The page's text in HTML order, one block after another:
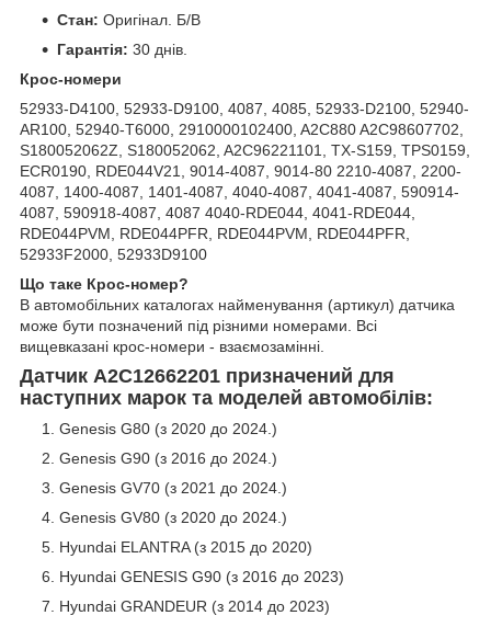
Стан: Оригінал. Б/В
Гарантія: 30 днів.
Крос-номери
52933-D4100, 52933-D9100, 4087, 4085, 52933-D2100, 52940-
AR100, 52940-T6000, 2910000102400, A2C880 A2C98607702,
S180052062Z, S180052062, A2C96221101, TX-S159, TPS0159,
ECR0190, RDE044V21, 9014-4087, 9014-80 2210-4087, 2200-
4087, 1400-4087, 1401-4087, 4040-4087, 4041-4087, 590914-
4087, 590918-4087, 4087 4040-RDE044, 4041-RDE044,
RDE044PVM, RDE044PFR, RDE044PVM, RDE044PFR,
52933F2000, 52933D9100
Що таке Крос-номер?
В автомобільних каталогах найменування (артикул) датчика
може бути позначений під різними номерами. Всі
вищевказані крос-номери - взаємозамінні.
Датчик A2C12662201 призначений для
наступних марок та моделей автомобілів:
Genesis G80 (з 2020 до 2024.)
Genesis G90 (з 2016 до 2024.)
Genesis GV70 (з 2021 до 2024.)
Genesis GV80 (з 2020 до 2024.)
Hyundai ELANTRA (з 2015 до 2020)
Hyundai GENESIS G90 (з 2016 до 2023)
Hyundai GRANDEUR (з 2014 до 2023)